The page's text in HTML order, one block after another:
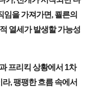
임을 가져가면, 쾰른의
열세가 발생할 가능성
프리킥 상황에서 1차
, 팽팽한 흐름 속에서